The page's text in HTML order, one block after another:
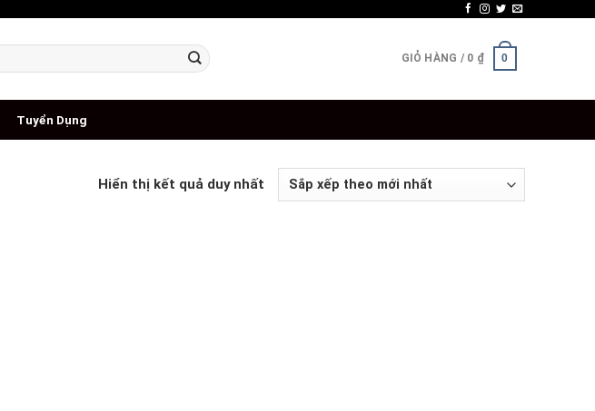
GIỎ HÀNG / 0 ₫ 0
Tuyển Dụng
Hiển thị kết quả duy nhất